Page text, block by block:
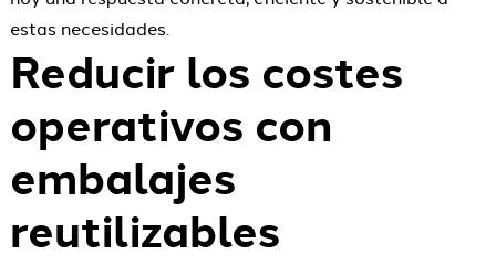
estas necesidades.
Reducir los costes
operativos con
embalajes
reutilizables